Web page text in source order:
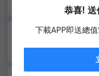
來回| 09/21 -
香港 - 曼谷
恭喜! 送
下載APP即送總